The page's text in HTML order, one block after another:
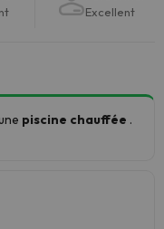
Excellent
piscine chauffée .